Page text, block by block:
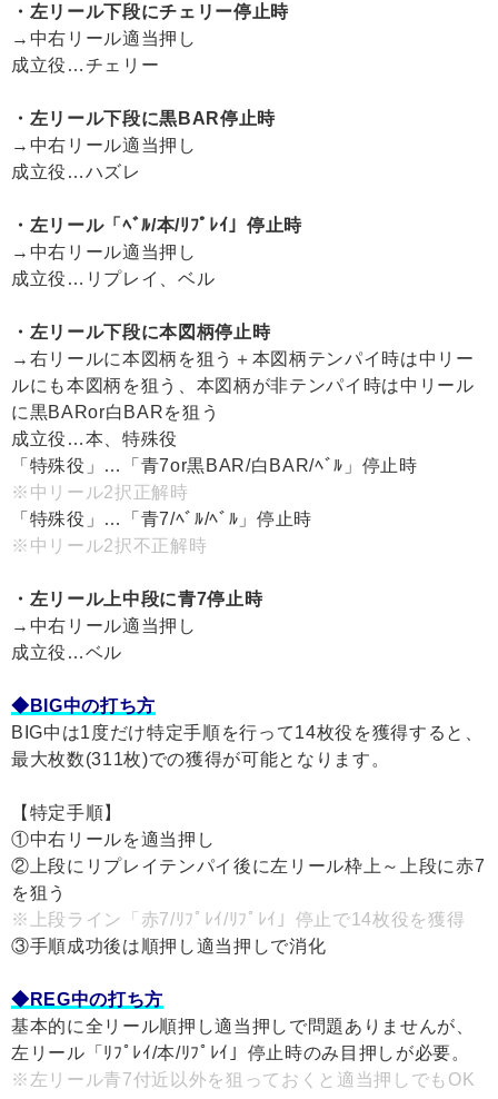
・左リール下段にチェリー停止時
→中右リール適当押し
成立役…チェリー
・左リール下段に黒BAR停止時
→中右リール適当押し
成立役…ハズレ
・左リール「ﾍﾞﾙ/本/ﾘﾌﾟﾚｲ」停止時
→中右リール適当押し
成立役…リプレイ、ベル
・左リール下段に本図柄停止時
→右リールに本図柄を狙う＋本図柄テンパイ時は中リー
ルにも本図柄を狙う、本図柄が非テンパイ時は中リール
に黒BARor白BARを狙う
成立役…本、特殊役
「特殊役」…「青7or黒BAR/白BAR/ﾍﾞﾙ」停止時
※中リール2択正解時
「特殊役」…「青7/ﾍﾞﾙ/ﾍﾞﾙ」停止時
※中リール2択不正解時
・左リール上中段に青7停止時
→中右リール適当押し
成立役…ベル
◆BIG中の打ち方
BIG中は1度だけ特定手順を行って14枚役を獲得すると、
最大枚数(311枚)での獲得が可能となります。
【特定手順】
①中右リールを適当押し
②上段にリプレイテンパイ後に左リール枠上～上段に赤7
を狙う
※上段ライン「赤7/ﾘﾌﾟﾚｲ/ﾘﾌﾟﾚｲ」停止で14枚役を獲得
③手順成功後は順押し適当押しで消化
◆REG中の打ち方
基本的に全リール順押し適当押しで問題ありませんが、
左リール「ﾘﾌﾟﾚｲ/本/ﾘﾌﾟﾚｲ」停止時のみ目押しが必要。
※左リール青7付近以外を狙っておくと適当押しでもOK